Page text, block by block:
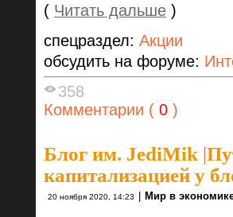
( Читать дальше )
спецраздел: Акции
обсудить на форуме:
358
Комментарии ( 0 )
Блог им. JediMik |
капитализацией у
20 ноября 2020, 14:23 Мир в